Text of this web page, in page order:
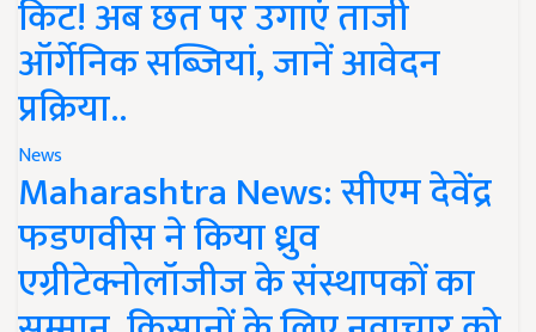
किट! अब छत पर उगाएं ताजी
ऑर्गेनिक सब्जियां, जानें आवेदन
प्रक्रिया..
News
Maharashtra News: सीएम देवेंद्र
फडणवीस ने किया ध्रुव
एग्रीटेक्नोलॉजीज के संस्थापकों का